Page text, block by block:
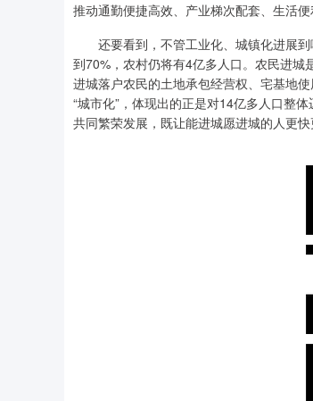
推动通勤便捷高效、产业梯次配套、生活便
还要看到，不管工业化、城镇化进展到
到70%，农村仍将有4亿多人口。农民进
进城落户农民的土地承包经营权、宅基地
“城市化”，体现出的正是对14亿多人口整
共同繁荣发展，既让能进城愿进城的人更